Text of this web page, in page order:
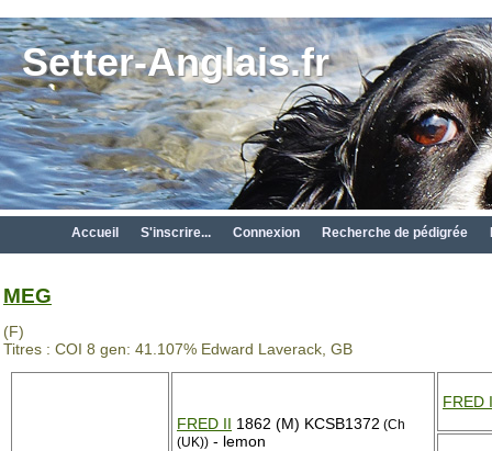
Setter-Anglais.fr
Accueil S'inscrire... Connexion Recherche de pédigrée
MEG
(F)
Titres : COI 8 gen: 41.107% Edward Laverack, GB
FRED II 1862 (M) KCSB1372 (Ch
(UK)) - lemon
FRED I